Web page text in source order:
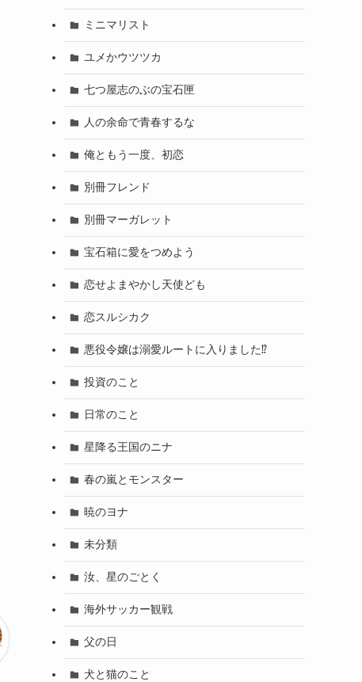
ミニマリスト
ユメかウツツカ
七つ屋志のぶの宝石匣
人の余命で青春するな
俺ともう一度、初恋
別冊フレンド
別冊マーガレット
宝石箱に愛をつめよう
恋せよまやかし天使ども
恋スルシカク
悪役令嬢は溺愛ルートに入りました⁉
投資のこと
日常のこと
星降る王国のニナ
春の嵐とモンスター
暁のヨナ
未分類
汝、星のごとく
海外サッカー観戦
父の日
犬と猫のこと